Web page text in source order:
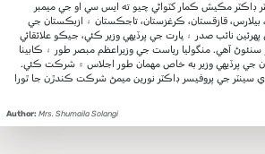
ڊاڪٽر مڪيش ڪمار کٽواڻي چيو ته ايس سي او جي ميمبر
قازقستان، ڪرغزستان، تاجڪستان ۽ ازبڪستان جي
نائب صدر ۽ ڀارت جي پرڏيهي وزير ڪئي، جيڪو علائقائي
آهي. منگوليا رياست جي وزيراعظم مبصر طور ۽ ڪابينا
جي پرڏيهي وزير به خاص مهمان طور اجلاس ۾ شرڪت ڪئي.
سينٽر جي پروفيسر ڊاڪٽر نورين ميمڻ شرڪت ڪندڙن جا ٿورا
Author: Mrs. Shumaila Solangi